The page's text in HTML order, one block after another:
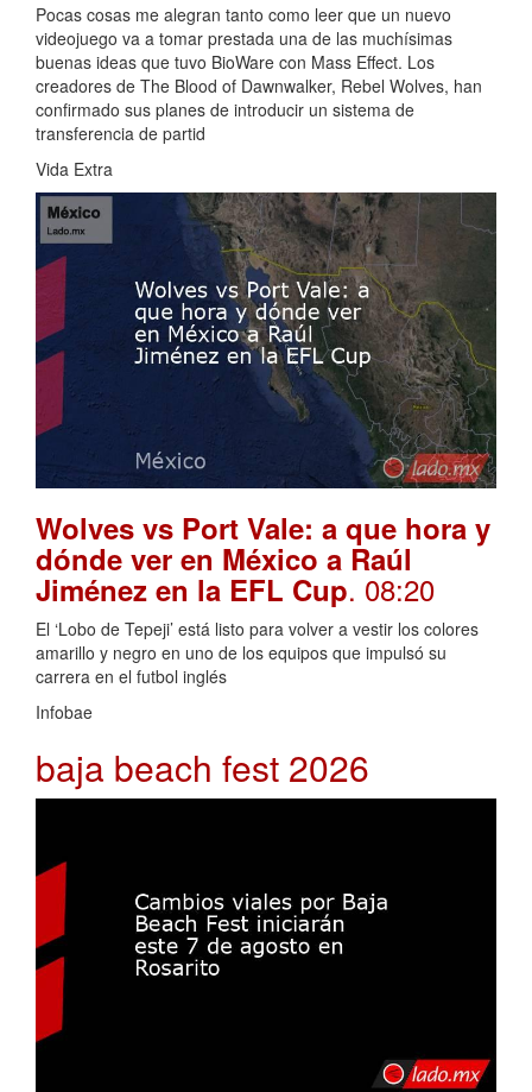
Pocas cosas me alegran tanto como leer que un nuevo
videojuego va a tomar prestada una de las muchísimas
buenas ideas que tuvo BioWare con Mass Effect. Los
creadores de The Blood of Dawnwalker, Rebel Wolves, han
confirmado sus planes de introducir un sistema de
transferencia de partid
Vida Extra
Wolves vs Port Vale: a que hora y
dónde ver en México a Raúl
Jiménez en la EFL Cup. 08:20
El ‘Lobo de Tepeji’ está listo para volver a vestir los colores
amarillo y negro en uno de los equipos que impulsó su
carrera en el futbol inglés
Infobae
baja beach fest 2026